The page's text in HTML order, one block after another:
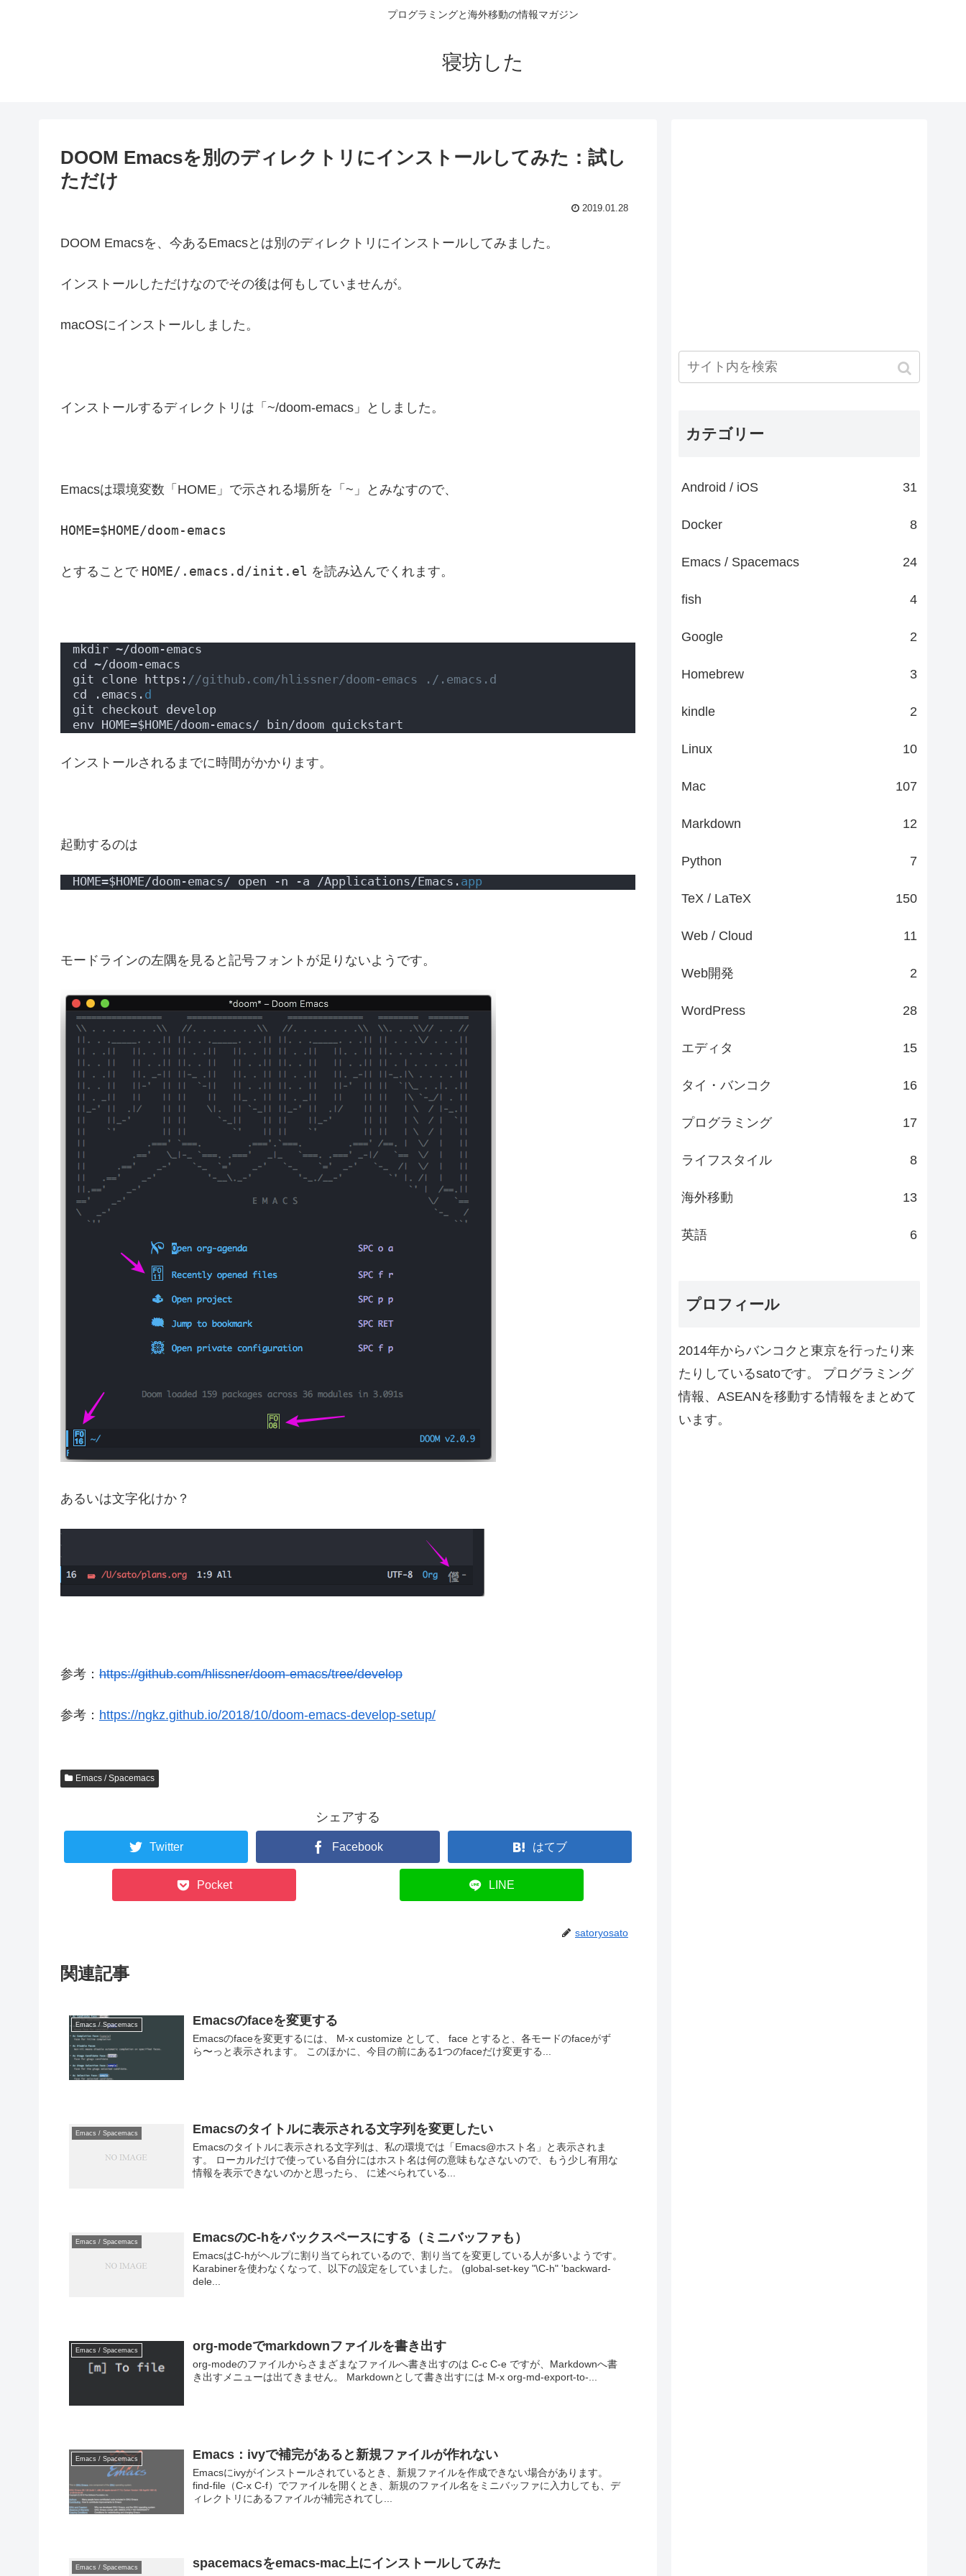
プログラミングと海外移動の情報マガジン
寝坊した
DOOM Emacsを別のディレクトリにインストールしてみた：試し
ただけ
2019.01.28
DOOM Emacsを、今あるEmacsとは別のディレクトリにインストールしてみました。
インストールしただけなのでその後は何もしていませんが。
macOSにインストールしました。
インストールするディレクトリは「~/doom-emacs」としました。
Emacsは環境変数「HOME」で示される場所を「~」とみなすので、
HOME=$HOME/doom-emacs
とすることで HOME/.emacs.d/init.el を読み込んでくれます。
mkdir ~/doom-emacs
cd ~/doom-emacs
git clone https: //github.com/hlissner/doom-emacs ./.emacs.d
cd .emacs. d
git checkout develop
env HOME=$HOME/doom-emacs/ bin/doom quickstart
インストールされるまでに時間がかかります。
起動するのは
HOME=$HOME/doom-emacs/ open -n -a /Applications/Emacs. app
モードラインの左隅を見ると記号フォントが足りないようです。
あるいは文字化けか？
参考： https://github.com/hlissner/doom-emacs/tree/develop
参考： https://ngkz.github.io/2018/10/doom-emacs-develop-setup/
Emacs / Spacemacs
シェアする
Twitter Facebook はてブ
Pocket LINE
satoryosato
関連記事
Emacs / Spacemacs Emacsのfaceを変更する
Emacsのfaceを変更するには、 M-x customize として、 face とすると、各モードのfaceがず
ら〜っと表示されます。 このほかに、今目の前にある1つのfaceだけ変更する...
Emacs / Spacemacs Emacsのタイトルに表示される文字列を変更したい
Emacsのタイトルに表示される文字列は、私の環境では「Emacs@ホスト名」と表示されま
す。 ローカルだけで使っている自分にはホスト名は何の意味もなさないので、もう少し有用な
情報を表示できないのかと思ったら、 に述べられている...
Emacs / Spacemacs EmacsのC-hをバックスペースにする（ミニバッファも）
EmacsはC-hがヘルプに割り当てられているので、割り当てを変更している人が多いようです。
Karabinerを使わなくなって、以下の設定をしていました。 (global-set-key "\C-h" 'backward-
dele...
Emacs / Spacemacs org-modeでmarkdownファイルを書き出す
org-modeのファイルからさまざまなファイルへ書き出すのは C-c C-e ですが、Markdownへ書
き出すメニューは出てきません。 Markdownとして書き出すには M-x org-md-export-to-...
Emacs / Spacemacs Emacs：ivyで補完があると新規ファイルが作れない
Emacsにivyがインストールされているとき、新規ファイルを作成できない場合があります。
find-file（C-x C-f）でファイルを開くとき、新規のファイル名をミニバッファに入力しても、デ
ィレクトリにあるファイルが補完されてし...
Emacs / Spacemacs spacemacsをemacs-mac上にインストールしてみた
カテゴリー
Android / iOS 31
Docker 8
Emacs / Spacemacs 24
fish 4
Google 2
Homebrew 3
kindle 2
Linux 10
Mac 107
Markdown 12
Python 7
TeX / LaTeX 150
Web / Cloud 11
Web開発 2
WordPress 28
エディタ 15
タイ・バンコク 16
プログラミング 17
ライフスタイル 8
海外移動 13
英語 6
プロフィール
2014年からバンコクと東京を行ったり来
たりしているsatoです。 プログラミング
情報、ASEANを移動する情報をまとめて
います。